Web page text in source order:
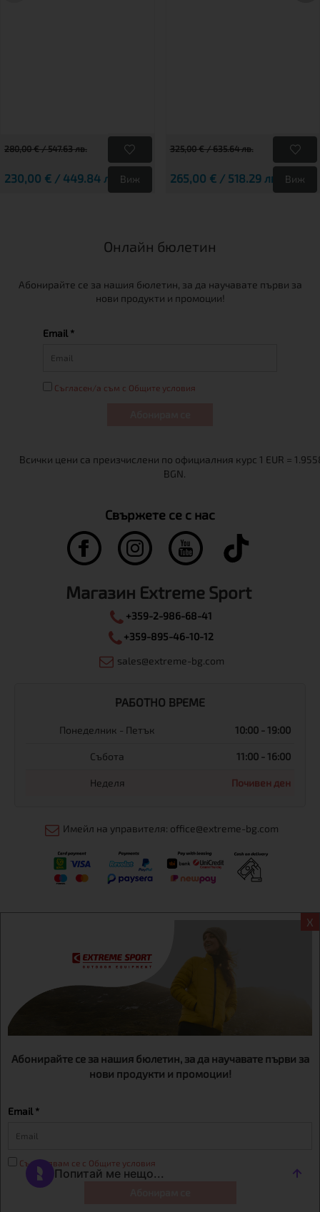
X
Абонирайте се за нашия бюлетин, за да научавате първи за
нови продукти и промоции!
Email *
Съгласявам се с Общите условия
280,00 € / 547.63 лв.
230,00 € / 449.84 лв. Виж
325,00 € / 635.64 лв.
265,00 € / 518.29 лв. Виж
Онлайн бюлетин
Абонирайте се за нашия бюлетин, за да научавате първи за
нови продукти и промоции!
Email *
Съгласен/а съм с Общите условия
Свържете се с нас
Магазин Extreme Sport
+359-2-986-68-41
+359-895-46-10-12
sales@extreme-bg.com
РАБОТНО ВРЕМЕ
Понеделник - Петък 10:00 - 19:00
Събота 11:00 - 16:00
Неделя Почивен ден
Имейл на управителя: office@extreme-bg.com
Екстрем спорт ЕООД, BG131452613, административен адрес
гр. София, Овча купел, ул.692, №12, офис 1, магазини
гр.София,бул. Дондуков 42, тел.:+359 895461012